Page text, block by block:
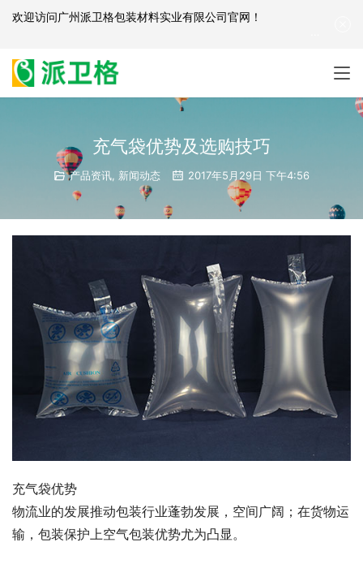
充气袋优势及选购技巧
产品资讯 新闻动态 2017年5月29日 下午4:56
充气袋优势
物流业的发展推动包装行业蓬勃发展，空间广阔；在货物运
输，包装保护上空气包装优势尤为凸显。
欢迎访问广州派卫格包装材料实业有限公司官网 ！